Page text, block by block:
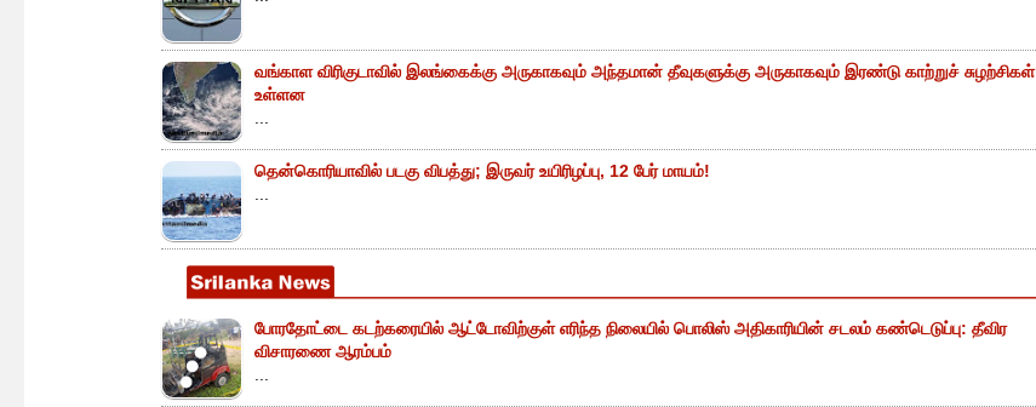
வங்காள விரிகுடாவில் இலங்கைக்கு அருகாகவும் அந்தமான் தீவுகளுக்கு அருகாகவும் இரண்டு காற்றுச் சுழற்சிகள்
உள்ளன
தென்கொரியாவில் படகு விபத்து; இருவர் உயிரிழப்பு, 12 பேர் மாயம்!
போரதோட்டை கடற்கரையில் ஆட்டோவிற்குள் எரிந்த நிலையில் பொலிஸ் அதிகாரியின் சடலம் கண்டெடுப்பு: தீவிர
விசாரணை ஆரம்பம்